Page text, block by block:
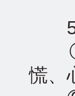
5.
①
慌、